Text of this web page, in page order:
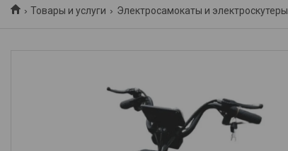
Товары и услуги Электросамокаты и электроскутеры